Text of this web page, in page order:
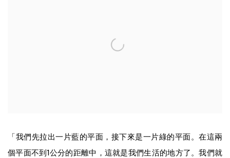
「我們先拉出一片藍的平面，接下來是一片綠的平面。在這兩
個平面不到1公分的距離中，這就是我們生活的地方了。我們就